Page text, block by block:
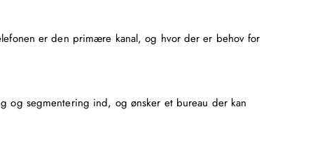
er den primære kanal, og hvor der er behov for
og segmentering ind, og ønsker et bureau der kan